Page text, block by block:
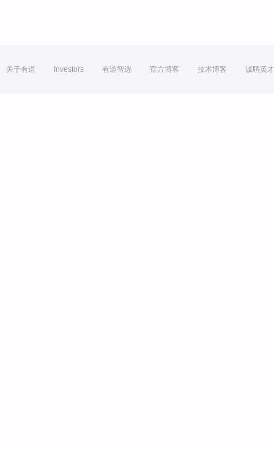
关于有道 Investors 有道智选 官方博客 技术博客 诚聘英才